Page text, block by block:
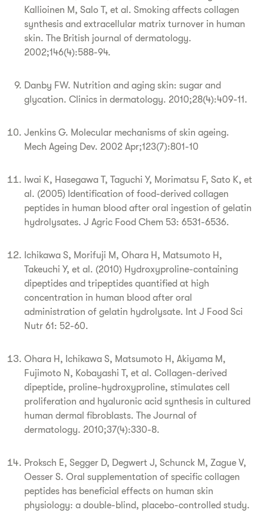
Kallioinen M, Salo T, et al. Smoking affects collagen
synthesis and extracellular matrix turnover in human
skin. The British journal of dermatology.
2002;146(4):588-94.
Danby FW. Nutrition and aging skin: sugar and
glycation. Clinics in dermatology. 2010;28(4):409-11.
Jenkins G. Molecular mechanisms of skin ageing.
Mech Ageing Dev. 2002 Apr;123(7):801-10
Iwai K, Hasegawa T, Taguchi Y, Morimatsu F, Sato K, et
al. (2005) Identification of food-derived collagen
peptides in human blood after oral ingestion of gelatin
hydrolysates. J Agric Food Chem 53: 6531-6536.
Ichikawa S, Morifuji M, Ohara H, Matsumoto H,
Takeuchi Y, et al. (2010) Hydroxyproline-containing
dipeptides and tripeptides quantified at high
concentration in human blood after oral
administration of gelatin hydrolysate. Int J Food Sci
Nutr 61: 52-60.
Ohara H, Ichikawa S, Matsumoto H, Akiyama M,
Fujimoto N, Kobayashi T, et al. Collagen-derived
dipeptide, proline-hydroxyproline, stimulates cell
proliferation and hyaluronic acid synthesis in cultured
human dermal fibroblasts. The Journal of
dermatology. 2010;37(4):330-8.
Proksch E, Segger D, Degwert J, Schunck M, Zague V,
Oesser S. Oral supplementation of specific collagen
peptides has beneficial effects on human skin
physiology: a double-blind, placebo-controlled study.